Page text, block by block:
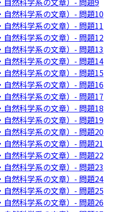
自然科学系の文章）- 問題10
自然科学系の文章）- 問題11
自然科学系の文章）- 問題12
自然科学系の文章）- 問題13
自然科学系の文章）- 問題14
自然科学系の文章）- 問題15
自然科学系の文章）- 問題16
自然科学系の文章）- 問題17
自然科学系の文章）- 問題18
自然科学系の文章）- 問題19
自然科学系の文章）- 問題20
自然科学系の文章）- 問題21
自然科学系の文章）- 問題22
自然科学系の文章）- 問題23
自然科学系の文章）- 問題24
自然科学系の文章）- 問題25
自然科学系の文章）- 問題26